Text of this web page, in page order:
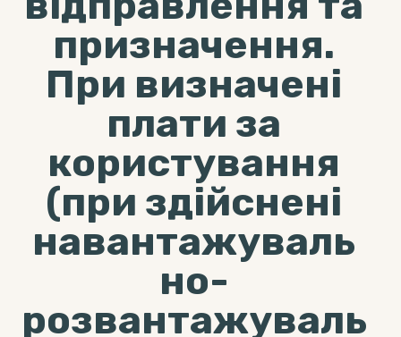
призначення.
При визначені
плати за
користування
(при здійснені
навантажуваль
но-
розвантажуваль